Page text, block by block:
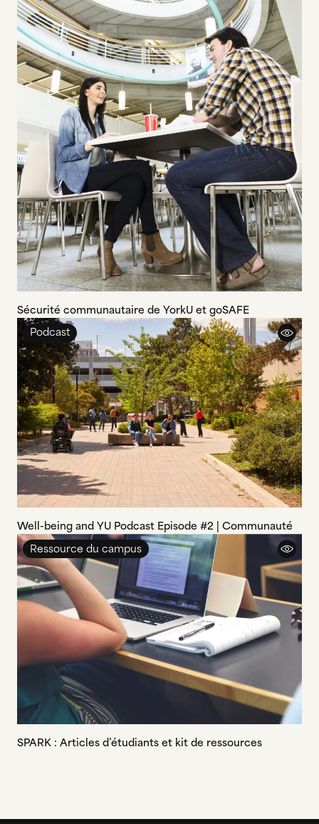
Sécurité communautaire de YorkU et goSAFE
Well-being and YU Podcast Episode #2 | Communauté
Podcast
SPARK : Articles d’étudiants et kit de ressources
Ressource du campus